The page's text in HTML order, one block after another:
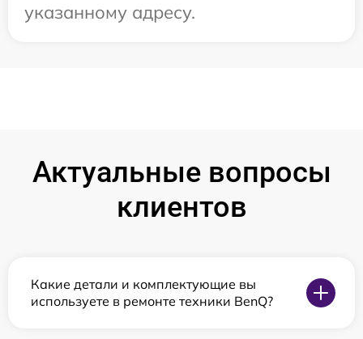
указанному адресу.
Актуальные вопросы
клиентов
Какие детали и комплектующие вы
используете в ремонте техники BenQ?